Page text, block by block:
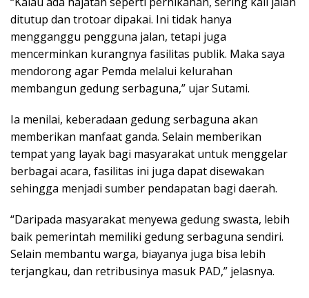
ditutup dan trotoar dipakai. Ini tidak hanya
mengganggu pengguna jalan, tetapi juga
mencerminkan kurangnya fasilitas publik. Maka saya
mendorong agar Pemda melalui kelurahan
membangun gedung serbaguna,” ujar Sutami.
Ia menilai, keberadaan gedung serbaguna akan
memberikan manfaat ganda. Selain memberikan
tempat yang layak bagi masyarakat untuk menggelar
berbagai acara, fasilitas ini juga dapat disewakan
sehingga menjadi sumber pendapatan bagi daerah.
“Daripada masyarakat menyewa gedung swasta, lebih
baik pemerintah memiliki gedung serbaguna sendiri.
Selain membantu warga, biayanya juga bisa lebih
terjangkau, dan retribusinya masuk PAD,” jelasnya.